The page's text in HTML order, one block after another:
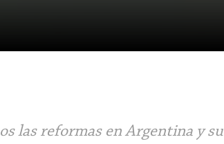
las reformas en Argentina y su